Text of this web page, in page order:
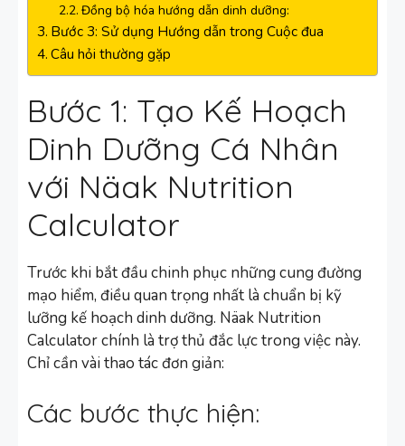
Đồng bộ hóa hướng dẫn dinh dưỡng:
Bước 3: Sử dụng Hướng dẫn trong Cuộc đua
Câu hỏi thường gặp
Bước 1: Tạo Kế Hoạch
Dinh Dưỡng Cá Nhân
với Näak Nutrition
Calculator
Trước khi bắt đầu chinh phục những cung đường
mạo hiểm, điều quan trọng nhất là chuẩn bị kỹ
lưỡng kế hoạch dinh dưỡng. Näak Nutrition
Calculator chính là trợ thủ đắc lực trong việc này.
Chỉ cần vài thao tác đơn giản:
Các bước thực hiện: